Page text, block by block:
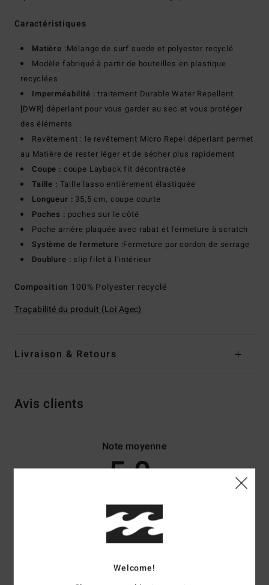
Caractéristiques
Matière :Mélange de surf suede et polyester recyclé
Modèle fabriqué à partir de bouteilles en plastique
recyclées
Imperméabilité : traitement Durable Water Repellent
[DWR] déperlant pour vous garder au sec et vous protéger
des éléments
Revêtement : le revêtement Micro Repel déperlant permet
au Matière de rester léger et de sécher plus rapidement
Coupe : coupe Layback fit décontractée
Taille : Taille lasso entièrement élastiquée
Longueur : 35,5 cm, coupe courte
Poches : poches sur le côté
Poche arrière plaquée avec rabat et fermeture à scratch
Système de fermeture :Fermeture par cordon de serrage
Doublure : slip filet à l'intérieur
Composition 100% Polyester recyclé
Traçabilité du produit (Loi Agec)
Livraison & Retours
Avis clients
Note moyenne
5.0
4 avis vérifiés depuis mai 2026
75% de nos clients recommandent ce produit
Welcome!